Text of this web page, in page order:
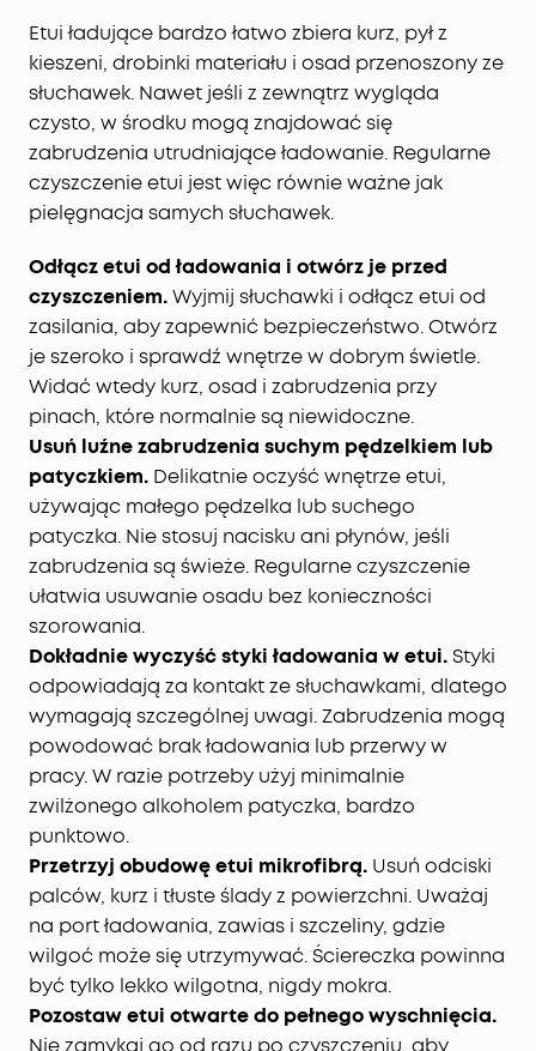
Etui ładujące bardzo łatwo zbiera kurz, pył z
kieszeni, drobinki materiału i osad przenoszony ze
słuchawek. Nawet jeśli z zewnątrz wygląda
czysto, w środku mogą znajdować się
zabrudzenia utrudniające ładowanie. Regularne
czyszczenie etui jest więc równie ważne jak
pielęgnacja samych słuchawek.
Odłącz etui od ładowania i otwórz je przed
czyszczeniem.Wyjmij słuchawki i odłącz etui od
zasilania, aby zapewnić bezpieczeństwo. Otwórz
je szeroko i sprawdź wnętrze w dobrym świetle.
Widać wtedy kurz, osad i zabrudzenia przy
pinach, które normalnie są niewidoczne.
Usuń luźne zabrudzenia suchym pędzelkiem lub
patyczkiem. Delikatnie oczyść wnętrze etui,
używając małego pędzelka lub suchego
patyczka. Nie stosuj nacisku ani płynów, jeśli
zabrudzenia są świeże. Regularne czyszczenie
ułatwia usuwanie osadu bez konieczności
szorowania.
Dokładnie wyczyść styki ładowania w etui.Styki
odpowiadają za kontakt ze słuchawkami, dlatego
wymagają szczególnej uwagi. Zabrudzenia mogą
powodować brak ładowania lub przerwy w
pracy. W razie potrzeby użyj minimalnie
zwilżonego alkoholem patyczka, bardzo
punktowo.
Przetrzyj obudowę etui mikrofibrą. Usuń odciski
palców, kurz i tłuste ślady z powierzchni. Uważaj
na port ładowania, zawias i szczeliny, gdzie
wilgoć może się utrzymywać. Ściereczka powinna
być tylko lekko wilgotna, nigdy mokra.
Pozostaw etui otwarte do pełnego wyschnięcia.
Nie zamykaj go od razu po czyszczeniu, aby